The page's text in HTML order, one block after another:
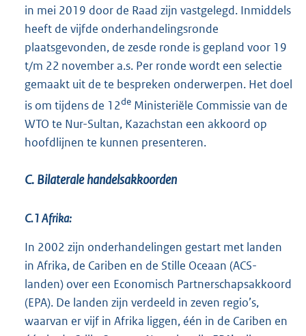
in mei 2019 door de Raad zijn vastgelegd. Inmiddels
heeft de vijfde onderhandelingsronde
plaatsgevonden, de zesde ronde is gepland voor 19
t/m 22 november a.s. Per ronde wordt een selectie
gemaakt uit de te bespreken onderwerpen. Het doel
is om tijdens de 12de Ministeriële Commissie van de
WTO te Nur-Sultan, Kazachstan een akkoord op
hoofdlijnen te kunnen presenteren.
C. Bilaterale handelsakkoorden
C.1 Afrika:
In 2002 zijn onderhandelingen gestart met landen
in Afrika, de Cariben en de Stille Oceaan (ACS-
landen) over een Economisch Partnerschapsakkoord
(EPA). De landen zijn verdeeld in zeven regio’s,
waarvan er vijf in Afrika liggen, één in de Cariben en